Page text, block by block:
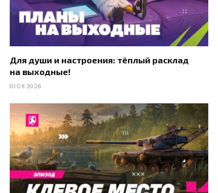
Для души и настроения: тёплый расклад
на выходные!
01.08.2026